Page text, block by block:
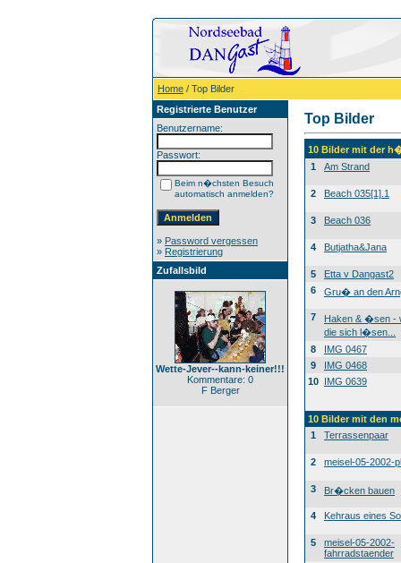
Home / Top Bilder
Registrierte Benutzer
Benutzername:
Passwort:
Beim n�chsten Besuch
automatisch anmelden?
» Password vergessen
» Registrierung
Zufallsbild
Wette-Jever--kann-keiner!!!
Kommentare: 0
F Berger
Top Bilder
10 Bilder mit der
1
Am Strand
2 Beach 035[1].1
3 Beach 036
4 Butjatha&Jana
5
Etta v Dangast2
6
Gru� an den
7
Haken & �sen -
die sich l�sen...
8
IMG 0467
9
IMG 0468
10 IMG 0639
10 Bilder mit den
1
Terrassenpaar
2 meisel-05-2002-
3 Br�cken bauen
4 Kehraus eines
5
meisel-05-2002-
fahrradstaender